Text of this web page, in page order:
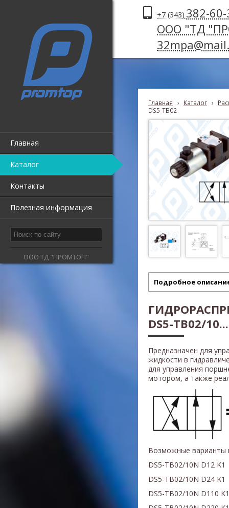
Главная
Каталог
Контакты
Полезная информация
ООО ТД "ПРОМТОП"
+7 (343) 382-
ООО "ТД
Главная › Каталог ›
DS5-TB02
Подробное
DS5-TB02/10...
Предназначен для
жидкости в
для управления
мотором, а также
Возможные варианты
DS5-TB02/10N D12
DS5-TB02/10N D24
DS5-TB02/10N D110